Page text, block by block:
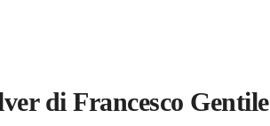
di Francesco Gentile